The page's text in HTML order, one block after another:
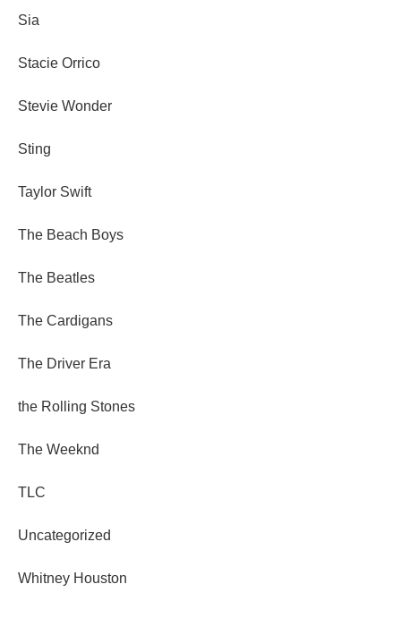
Sia
Stacie Orrico
Stevie Wonder
Sting
Taylor Swift
The Beach Boys
The Beatles
The Cardigans
The Driver Era
the Rolling Stones
The Weeknd
TLC
Uncategorized
Whitney Houston